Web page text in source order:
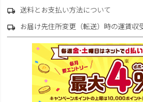
送料とお支払い方法について
お届け先住所変更（転送）時の運賃収